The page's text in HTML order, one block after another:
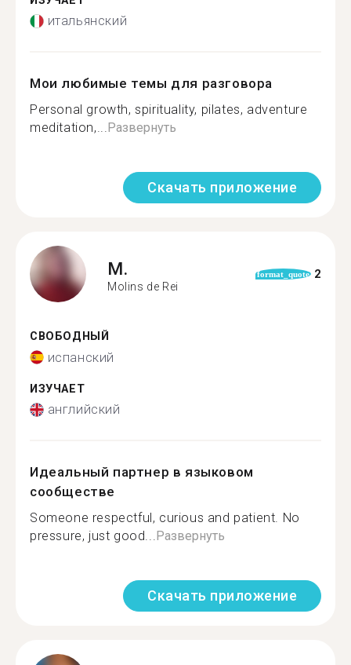
итальянский
Мои любимые темы для разговора
Personal growth, spirituality, pilates, adventure
meditation,...Развернуть
Скачать приложение
M.
Molins de Rei
format_quote 2
СВОБОДНЫЙ
испанский
ИЗУЧАЕТ
английский
Идеальный партнер в языковом
сообществе
Someone respectful, curious and patient. No
pressure, just good...Развернуть
Скачать приложение